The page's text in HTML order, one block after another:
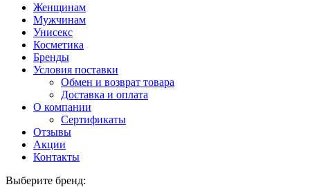
Женщинам
Мужчинам
Унисекс
Косметика
Бренды
Условия поставки
Обмен и возврат товара
Доставка и оплата
О компании
Сертификаты
Отзывы
Акции
Контакты
Выберите бренд: